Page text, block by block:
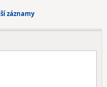
záznamy